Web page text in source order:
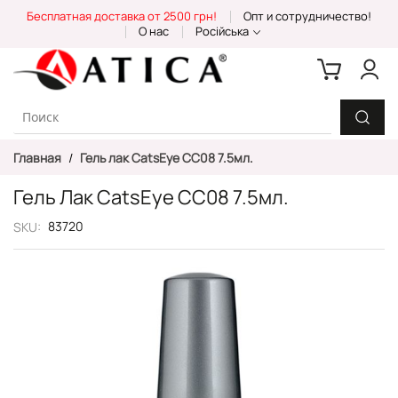
Content
Бесплатная доставка от 2500 грн!
Опт и сотрудничество!
О нас
Російська
Главная Гель лак CatsEye CC08 7.5мл.
Гель Лак CatsEye CC08 7.5мл.
SKU 83720